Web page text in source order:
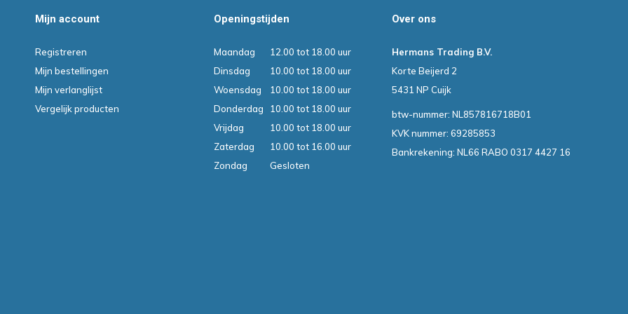
Mijn account
Registreren
Mijn bestellingen
Mijn verlanglijst
Vergelijk producten
Openingstijden
Maandag
12.00 tot 18.00 uur
Dinsdag
10.00 tot 18.00 uur
Woensdag
10.00 tot 18.00 uur
Donderdag
10.00 tot 18.00 uur
Vrijdag
10.00 tot 18.00 uur
Zaterdag
10.00 tot 16.00 uur
Zondag
Gesloten
Over ons
Hermans Trading B.V.
Korte Beijerd 2
5431 NP Cuijk
btw-nummer: NL857816718B01
KVK nummer: 69285853
Bankrekening: NL66 RABO 0317 4427 16